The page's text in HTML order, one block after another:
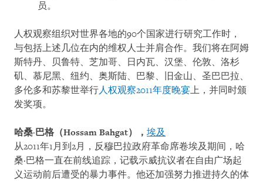
员。
人权观察组织对世界各地的90个国家进行研究工作时，
与包括上述几位在内的维权人士并肩合作。我们将在阿姆
斯特丹、贝鲁特、芝加哥、日内瓦、汉堡、伦敦、洛杉
矶、慕尼黑、纽约、奥斯陆、巴黎、旧金山、圣巴巴拉、
多伦多和苏黎世举行人权观察2011年度晚宴上，并同时颁
发奖项。
哈桑·巴格（Hossam Bahgat） ， 埃及
从2011年1月到2月，反穆巴拉政府革命席卷埃及期间，哈
桑·巴格一直在前线追踪，记载示威抗议者在自由广场起
义运动前后遭受的暴力事件。他还加强努力推进持久的体